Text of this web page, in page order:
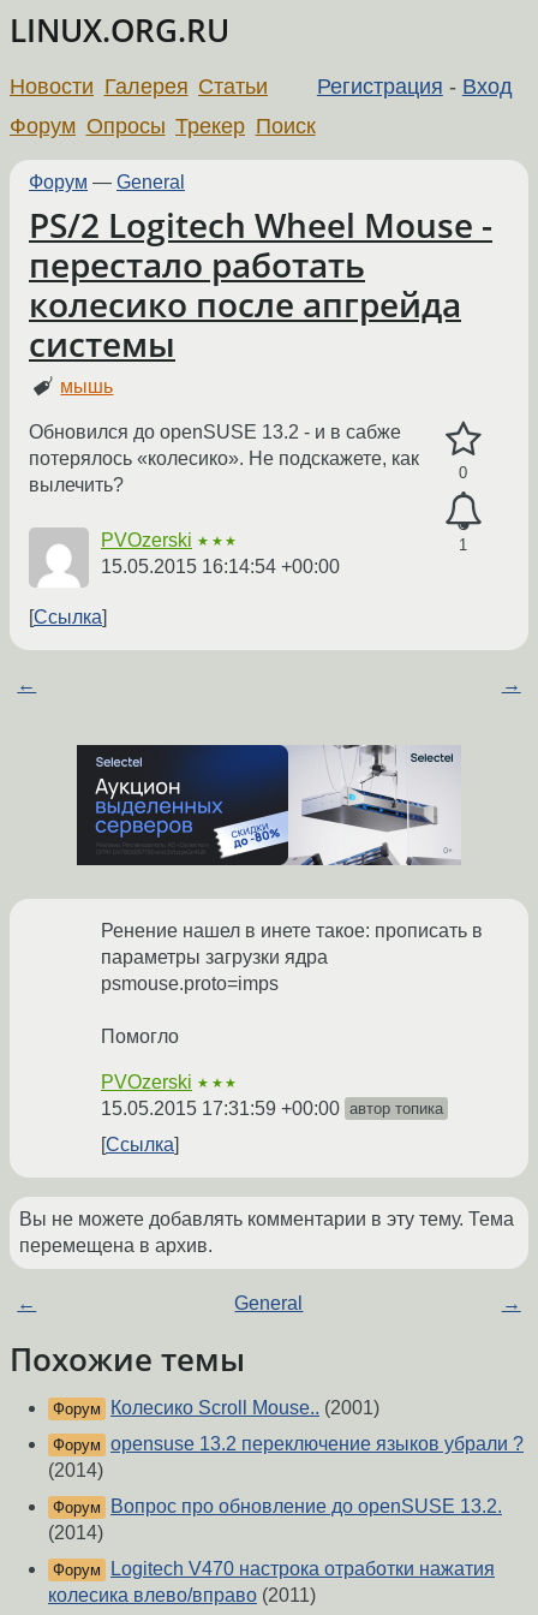
LINUX.ORG.RU
Регистрация - Вход
Новости Галерея Статьи
Форум Опросы Трекер Поиск
Форум — General
PS/2 Logitech Wheel Mouse -
перестало работать
колесико после апгрейда
системы
мышь
0
1
Обновился до openSUSE 13.2 - и в сабже
потерялось «колесико». Не подскажете, как
вылечить?
PVOzerski ★★★
15.05.2015 16:14:54 +00:00
Ссылка
← →
Ренение нашел в инете такое: прописать в
параметры загрузки ядра
psmouse.proto=imps
Помогло
PVOzerski ★★★
15.05.2015 17:31:59 +00:00 автор топика
Ссылка
Вы не можете добавлять комментарии в эту тему. Тема
перемещена в архив.
← General →
Похожие темы
Форум Колесико Scroll Mouse.. (2001)
Форум opensuse 13.2 переключение языков убрали ?
(2014)
Форум
Вопрос про обновление до openSUSE 13.2.
(2014)
Форум
Logitech V470 настрока отработки нажатия
колесика влево/вправо (2011)